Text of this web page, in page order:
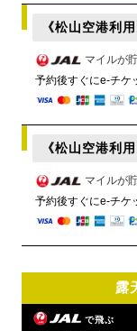
《松山空港利
マイルが
予約後すぐにe-チケ
《松山空港利
マイルが
予約後すぐにe-チケ
露
で飛ぶ